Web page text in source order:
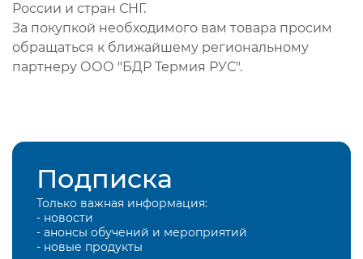
России и стран СНГ.
За покупкой необходимого вам товара просим
обращаться к ближайшему региональному
партнеру ООО "БДР Термия РУС".
Подписка
Только важная информация:
- новости
- анонсы обучений и мероприятий
- новые продукты